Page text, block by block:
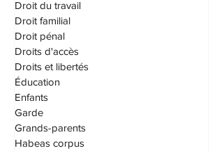
Droit des assurances
Droit du travail
Droit familial
Droit pénal
Droits d'accès
Droits et libertés
Éducation
Enfants
Garde
Grands-parents